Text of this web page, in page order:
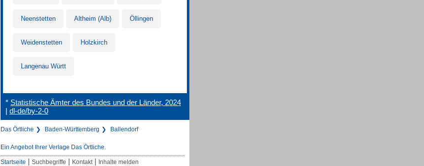
Neenstetten Altheim (Alb) Öllingen
Weidenstetten Holzkirch
Langenau Württ
* Statistische Ämter des Bundes und der Länder, 2024
| dl-de/by-2-0
Das Örtliche Baden-Württemberg Ballendorf
Ein Angebot Ihrer Verlage Das Örtliche.
Startseite | Suchbegriffe | Kontakt | Inhalte melden